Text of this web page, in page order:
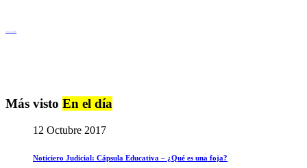
Más visto En el día
12 Octubre 2017
Noticiero Judicial: Cápsula Educativa – ¿Qué es una foja?